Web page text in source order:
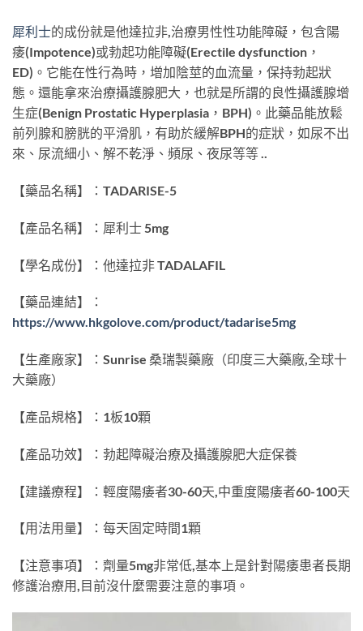
犀利士的成份就是他達拉非,治療男性性功能障礙，包含陽
痿(Impotence)或勃起功能障礙(Erectile dysfunction，
ED)。它能在性行為時，增加陰莖的血流量，保持勃起狀
態。還能拿來治療攝護腺肥大，也就是所謂的良性攝護腺增
生症(Benign Prostatic Hyperplasia，BPH)。此藥品能放鬆
前列腺和膀胱的平滑肌，有助於緩解BPH的症狀，如尿不出
來、尿流細小、解不乾淨、頻尿、夜尿等等 ..
【藥品名稱】：TADARISE-5
【產品名稱】：犀利士 5mg
【學名成份】：他達拉非 TADALAFIL
【藥品連結】：
https://www.hkgolove.com/product/tadarise5mg
【生產廠家】：Sunrise 桑瑞製藥廠（印度三大藥廠,全球十
大藥廠）
【產品規格】：1板10顆
【產品功效】：勃起障礙治療及攝護腺肥大症保養
【建議療程】：輕度陽痿者30-60天,中重度陽痿者60-100天
【用法用量】：每天固定時間1顆
【注意事項】：劑量5mg非常低,基本上是針對陽痿患者長期
修護治療用,目前沒什麼需要注意的事項。